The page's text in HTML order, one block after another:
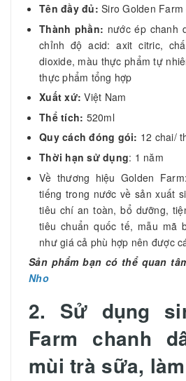
Tên đầy đủ: Siro Golden
Thành phần: nước ép chanh
chỉnh độ acid: axit citric,
dioxide, màu thực phẩm tự
thực phẩm tổng hợp
Xuất xứ:Việt Nam
Thể tích: 520ml
Quy cách đóng gói: 12 chai/
Thời hạn sử dụng: 1 năm
Về thương hiệu Golden
tiếng trong nước về sản xuất
tiêu chí an toàn, bổ dưỡng,
tiêu chuẩn quốc tế, mẫu mã
như giá cả phù hợp nên được
Sản phẩm bạn có thể quan
Nho
2. Sử dụng
Farm chanh
mùi trà sữa,